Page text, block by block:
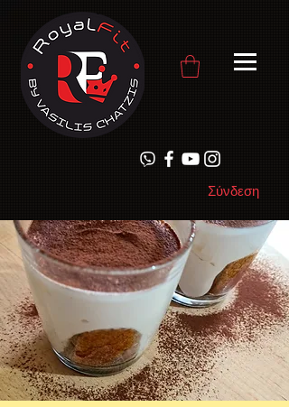
Σύνδεση